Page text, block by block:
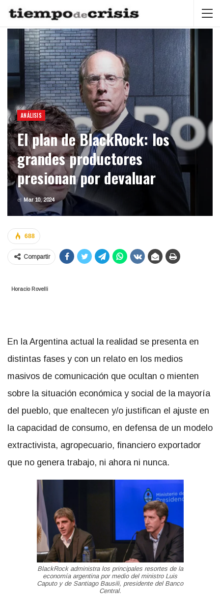
ANÁLISIS
El plan de BlackRock: los
grandes productores
presionan por devaluar
el Mar 10, 2024
688
Compartir
Horacio Rovelli
En la Argentina actual la realidad se presenta en
distintas fases y con un relato en los medios
masivos de comunicación que ocultan o mienten
sobre la situación económica y social de la mayoría
del pueblo, que enaltecen y/o justifican el ajuste en
la capacidad de consumo, en defensa de un modelo
extractivista, agropecuario, financiero exportador
que no genera trabajo, ni ahora ni nunca.
BlackRock administra los principales resortes de la
economía argentina por medio del ministro Luis
Caputo y de Santiago Bausili, presidente del Banco
Central.